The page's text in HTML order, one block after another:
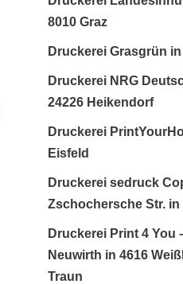
8010 Graz
Druckerei Grasgrün
Druckerei NRG
24226 Heikendorf
Druckerei
Eisfeld
Druckerei sedruck
Zschochersche Str. in
Druckerei Print 4 You
Neuwirth in 4616
Traun